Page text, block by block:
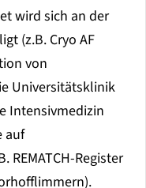
wird sich an der
(z.B. Cryo AF
von
Universitätsklinik
Intensivmedizin
auf
REMATCH-Register